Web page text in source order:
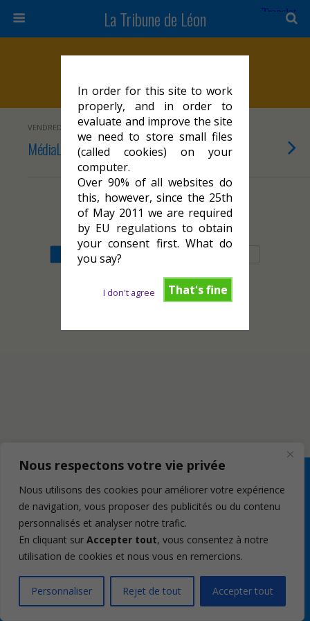
In order for this site to work
properly, and in order to
evaluate and improve the site
we need to store small files
(called cookies) on your
computer.
Over 90% of all websites do
this, however, since the 25th
of May 2011 we are required
by EU regulations to obtain
your consent first. What do
you say?
That's fine
I don't agree
Nous respectons votre vie privée
Nous utilisons des cookies pour améliorer votre expérience
de navigation, vous proposer des publicités ou du contenu
personnalisés et analyser notre trafic.
En cliquant sur Accepter tout, vous consentez à notre
utilisation de cookies et nous vous en remercions.
Personnaliser Rejet de tout Accepter tout
La Tribune de Léon
VENDREDI 26 MAI 2023
MédiaLot parle encore de nous
Retour au début
Mobile